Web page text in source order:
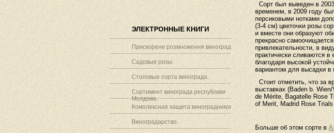
ЭЛЕКТРОННЫЕ КНИГИ
Прискорене розмноження винограду.
Садовые розы.
Столовые сорта винограда.
Сортимент винограда республики
Молдова.
Комплексная защита виноградников.
Виноградарство.
Сорт был выведен в
временем, в 2009 году
персиковыми нотками
(3-4 см) цветочки розы
и вместе они образуют
прекрасно
привлекательности, в
практически сливаются
благодаря высокой
вариантом для высадки
Стоит отметить,что за
выставках (Baden b.
de Mérite, Bagatelle Rose
of Merit, Madrid Rose
Больше об этом сорте в